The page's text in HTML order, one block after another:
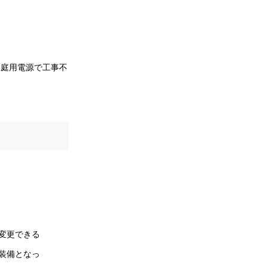
用電源で工事不
更できる
備となっ